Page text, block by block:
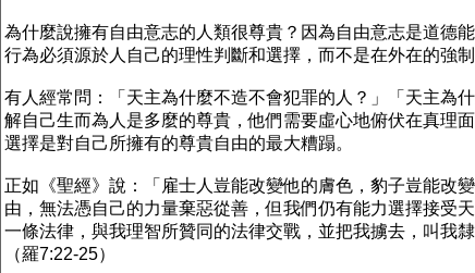
為什麼說擁有自由意志的人類很尊貴？因為自由意志是道德
行為必須源於人自己的理性判斷和選擇，而不是在外在的強
有人經常問：「天主為什麼不造不會犯罪的人？」「天主為
解自己生而為人是多麼的尊貴，他們需要虛心地俯伏在真理
選擇是對自己所擁有的尊貴自由的最大糟蹋。
正如《聖經》說：「雇士人豈能改變他的膚色，豹子豈能改
由，無法憑自己的力量棄惡從善，但我們仍有能力選擇接受
一條法律，與我理智所贊同的法律交戰，並把我擄去，叫我
（羅7:22-25）